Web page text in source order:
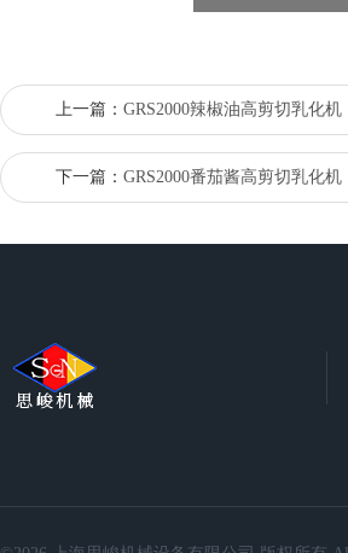
上一篇： GRS2000辣椒油高剪切乳化机
下一篇： GRS2000番茄酱高剪切乳化机